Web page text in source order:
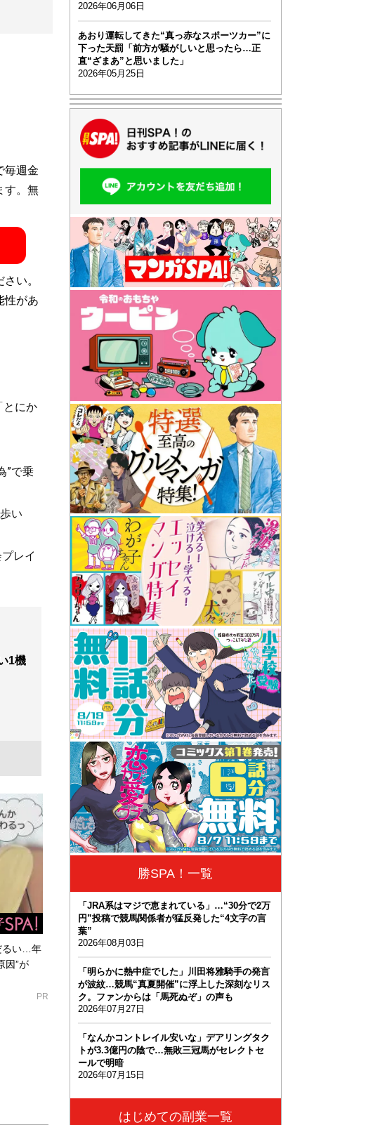
じめと
ャーナ
毎週金
す。無
い。
性があ
とにか
”で乗
い
レイ
1機
るい…年
因”が
PR
2026年06月06日
あおり運転してきた“真っ赤なスポーツカー”に
下った天罰「前方が騒がしいと思ったら…正
直“ざまあ”と思いました」
2026年05月25日
勝SPA！一覧
「JRA系はマジで恵まれている」…“30分で2万
円”投稿で競馬関係者が猛反発した“4文字の言
葉”
2026年08月03日
「明らかに熱中症でした」川田将雅騎手の発言
が波紋…競馬“真夏開催”に浮上した深刻なリス
ク。ファンからは「馬死ぬぞ」の声も
2026年07月27日
「なんかコントレイル安いな」デアリングタク
トが3.3億円の陰で…無敗三冠馬がセレクトセ
ールで明暗
2026年07月15日
はじめての副業一覧